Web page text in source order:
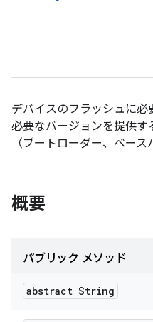
デバイスのフラッシュに
必要なバージョンを提供す
（ブートローダー、ベース
概要
パブリック メソッド
abstract String